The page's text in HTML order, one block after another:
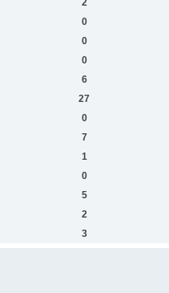
2
0
0
0
6
27
0
7
1
0
5
2
3